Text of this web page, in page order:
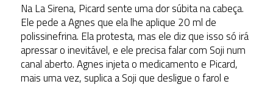
Na La Sirena, Picard sente uma dor súbita na cabeça.
Ele pede a Agnes que ela lhe aplique 20 ml de
polissinefrina. Ela protesta, mas ele diz que isso só irá
apressar o inevitável, e ele precisa falar com Soji num
canal aberto. Agnes injeta o medicamento e Picard,
mais uma vez, suplica a Soji que desligue o farol e